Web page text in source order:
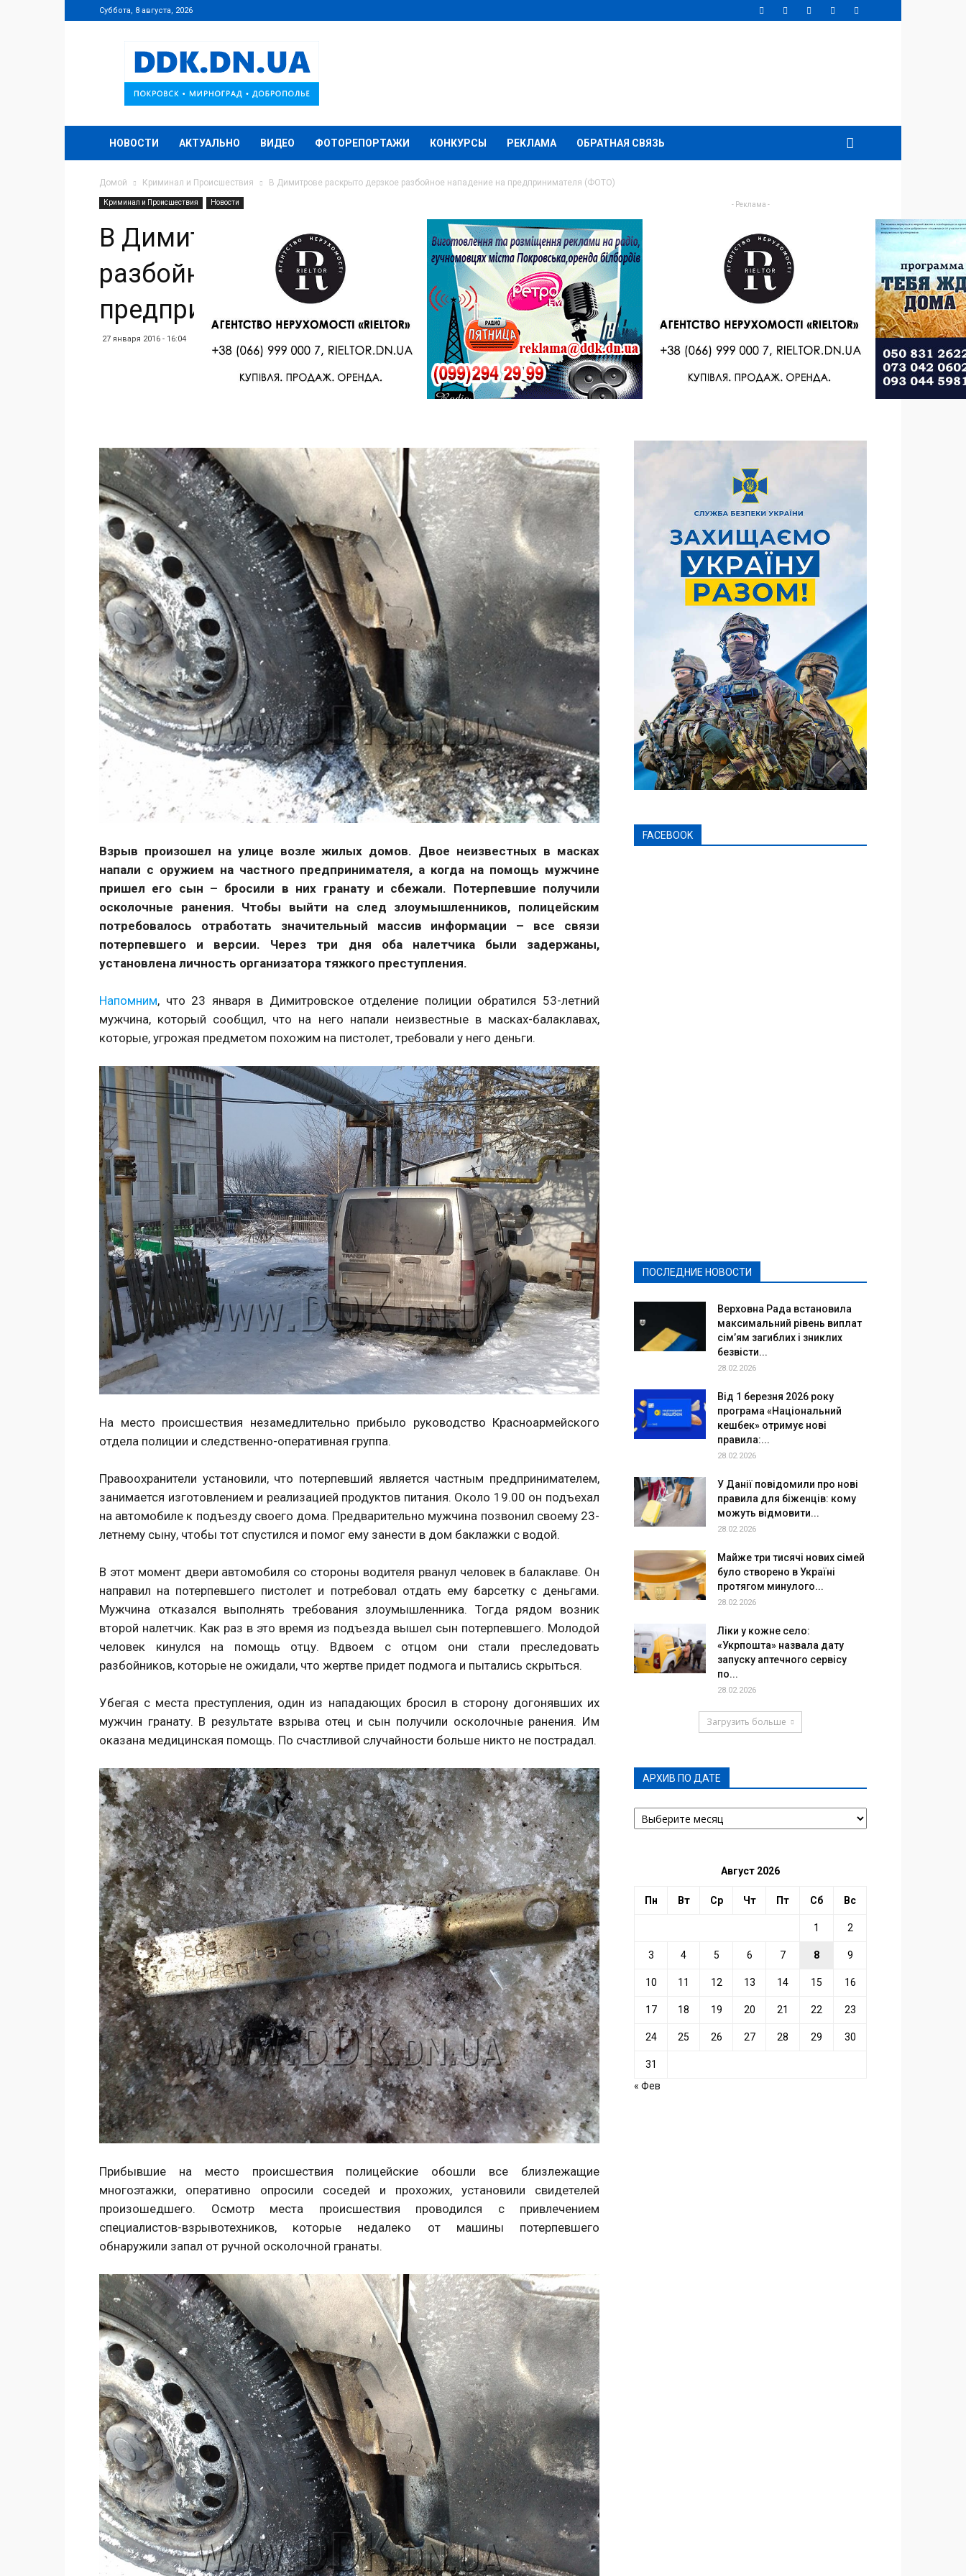
Суббота, 8 августа, 2026
DDK.DN.UA
НОВОСТИ АКТУАЛЬНО ВИДЕО ФОТОРЕПОРТАЖИ КОНКУРСЫ РЕКЛАМА ОБРАТНАЯ СВЯЗЬ
Домой Криминал и Происшествия В Димитрове раскрыто дерзкое разбойное нападение на предпринимателя (ФОТО)
Криминал и Происшествия Новости
В Димитрове раскрыто дерзкое
разбойное нападение на
предпринимателя (ФОТО)
27 января 2016 - 16:04
Взрыв произошел на улице возле жилых домов. Двое неизвестных в масках
напали с оружием на частного предпринимателя, а когда на помощь мужчине
пришел его сын – бросили в них гранату и сбежали. Потерпевшие получили
осколочные ранения. Чтобы выйти на след злоумышленников, полицейским
потребовалось отработать значительный массив информации – все связи
потерпевшего и версии. Через три дня оба налетчика были задержаны,
установлена личность организатора тяжкого преступления.
Напомним, что 23 января в Димитровское отделение полиции обратился 53-летний
мужчина, который сообщил, что на него напали неизвестные в масках-балаклавах,
которые, угрожая предметом похожим на пистолет, требовали у него деньги.
На место происшествия незамедлительно прибыло руководство Красноармейского
отдела полиции и следственно-оперативная группа.
Правоохранители установили, что потерпевший является частным предпринимателем,
занимается изготовлением и реализацией продуктов питания. Около 19.00 он подъехал
на автомобиле к подъезду своего дома. Предварительно мужчина позвонил своему 23-
летнему сыну, чтобы тот спустился и помог ему занести в дом баклажки с водой.
В этот момент двери автомобиля со стороны водителя рванул человек в балаклаве. Он
направил на потерпевшего пистолет и потребовал отдать ему барсетку с деньгами.
Мужчина отказался выполнять требования злоумышленника. Тогда рядом возник
второй налетчик. Как раз в это время из подъезда вышел сын потерпевшего. Молодой
человек кинулся на помощь отцу. Вдвоем с отцом они стали преследовать
разбойников, которые не ожидали, что жертве придет подмога и пытались скрыться.
Убегая с места преступления, один из нападающих бросил в сторону догонявших их
мужчин гранату. В результате взрыва отец и сын получили осколочные ранения. Им
оказана медицинская помощь. По счастливой случайности больше никто не пострадал.
Прибывшие на место происшествия полицейские обошли все близлежащие
многоэтажки, оперативно опросили соседей и прохожих, установили свидетелей
произошедшего. Осмотр места происшествия проводился с привлечением
специалистов-взрывотехников, которые недалеко от машины потерпевшего
обнаружили запал от ручной осколочной гранаты.
- Реклама -
FACEBOOK
ПОСЛЕДНИЕ НОВОСТИ
Верховна Рада встановила
максимальний рівень виплат
сім’ям загиблих і зниклих
безвісти...
28.02.2026
Від 1 березня 2026 року
програма «Національний
кешбек» отримує нові
правила:...
28.02.2026
У Данії повідомили про нові
правила для біженців: кому
можуть відмовити...
28.02.2026
Майже три тисячі нових сімей
було створено в Україні
протягом минулого...
28.02.2026
Ліки у кожне село:
«Укрпошта» назвала дату
запуску аптечного сервісу
по...
28.02.2026
Загрузить больше
АРХИВ ПО ДАТЕ
АРХИВ
ПО
Август 2026
Пн Вт Ср Чт Пт Сб Вс
1 2
3 4 5 6 7 8 9
10 11 12 13 14 15 16
17 18 19 20 21 22 23
24 25 26 27 28 29 30
31
« Фев